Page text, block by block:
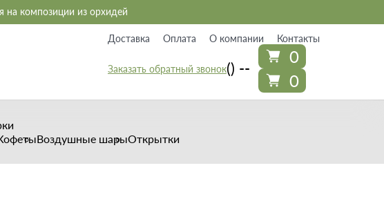
на композиции из орхидей
Доставка Оплата О компании Контакты
Заказать обратный звонок() --
0
0
Воздушные шарыОткрытки